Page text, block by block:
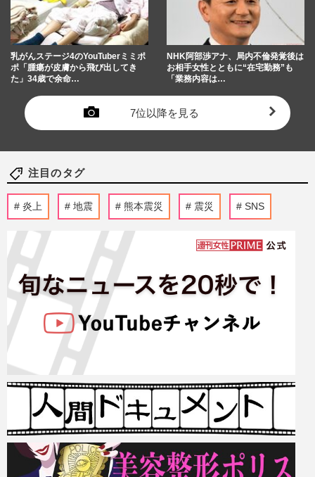
乳がんステージ4のYouTuberミミポ
ポ「腫瘍が皮膚から飛び出してき
た」34歳で余命…
NHK阿部渉アナ、局内不倫発覚後は
お相手女性とともに“在宅勤務”も
「業務内容は…
7位以降を見る
注目のタグ
炎上 地震 熊本震災 震災 SNS